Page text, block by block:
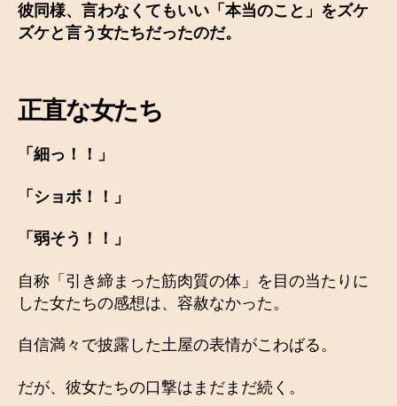
彼同様、言わなくてもいい「本当のこと」をズケ
ズケと言う女たちだったのだ。
正直な女たち
「細っ！！」
「ショボ！！」
「弱そう！！」
自称「引き締まった筋肉質の体」を目の当たりに
した女たちの感想は、容赦なかった。
自信満々で披露した土屋の表情がこわばる。
だが、彼女たちの口撃はまだまだ続く。